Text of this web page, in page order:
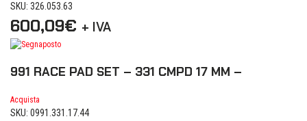
SKU: 326.053.63
600,09€ + IVA
991 RACE PAD SET – 331 CMPD 17 MM –
Acquista
SKU: 0991.331.17.44